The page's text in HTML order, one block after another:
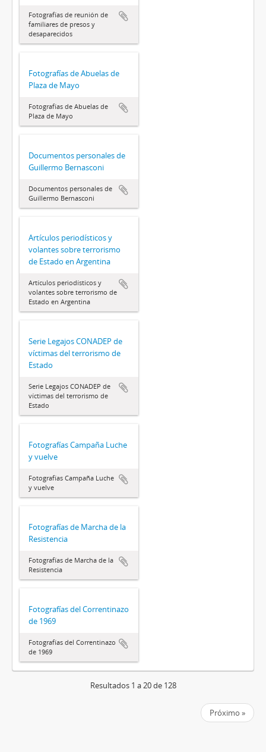
Fotografías de reunión de
familiares de presos y
desaparecidos
Fotografías de Abuelas de
Plaza de Mayo
Fotografías de Abuelas de
Plaza de Mayo
Documentos personales de
Guillermo Bernasconi
Documentos personales de
Guillermo Bernasconi
Artículos periodísticos y
volantes sobre terrorismo
de Estado en Argentina
Artículos periodísticos y
volantes sobre terrorismo de
Estado en Argentina
Serie Legajos CONADEP de
víctimas del terrorismo de
Estado
Serie Legajos CONADEP de
víctimas del terrorismo de
Estado
Fotografías Campaña Luche
y vuelve
Fotografías Campaña Luche
y vuelve
Fotografías de Marcha de la
Resistencia
Fotografías de Marcha de la
Resistencia
Fotografías del Correntinazo
de 1969
Fotografías del Correntinazo
de 1969
Resultados 1 a 20 de 128
Próximo »